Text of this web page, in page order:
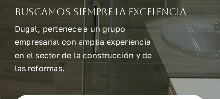
Buscamos siempre la excelencia
Dugal, pertenece a un grupo
empresarial con amplia experiencia
en el sector de la construcción y de
las reformas.